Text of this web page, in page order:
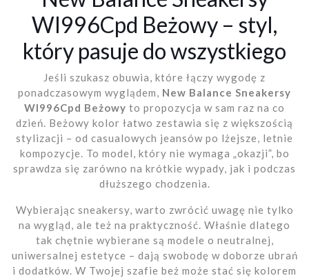
Wl996Cpd Beżowy – styl,
który pasuje do wszystkiego
Jeśli szukasz obuwia, które łączy wygodę z
ponadczasowym wyglądem, New Balance Sneakersy
Wl996Cpd Beżowy to propozycja w sam raz na co
dzień. Beżowy kolor łatwo zestawia się z większością
stylizacji – od casualowych jeansów po lżejsze, letnie
kompozycje. To model, który nie wymaga „okazji”, bo
sprawdza się zarówno na krótkie wypady, jak i podczas
dłuższego chodzenia.
Wybierając sneakersy, warto zwrócić uwagę nie tylko
na wygląd, ale też na praktyczność. Właśnie dlatego
tak chętnie wybierane są modele o neutralnej,
uniwersalnej estetyce – dają swobodę w doborze ubrań
i dodatków. W Twojej szafie beż może stać się kolorem